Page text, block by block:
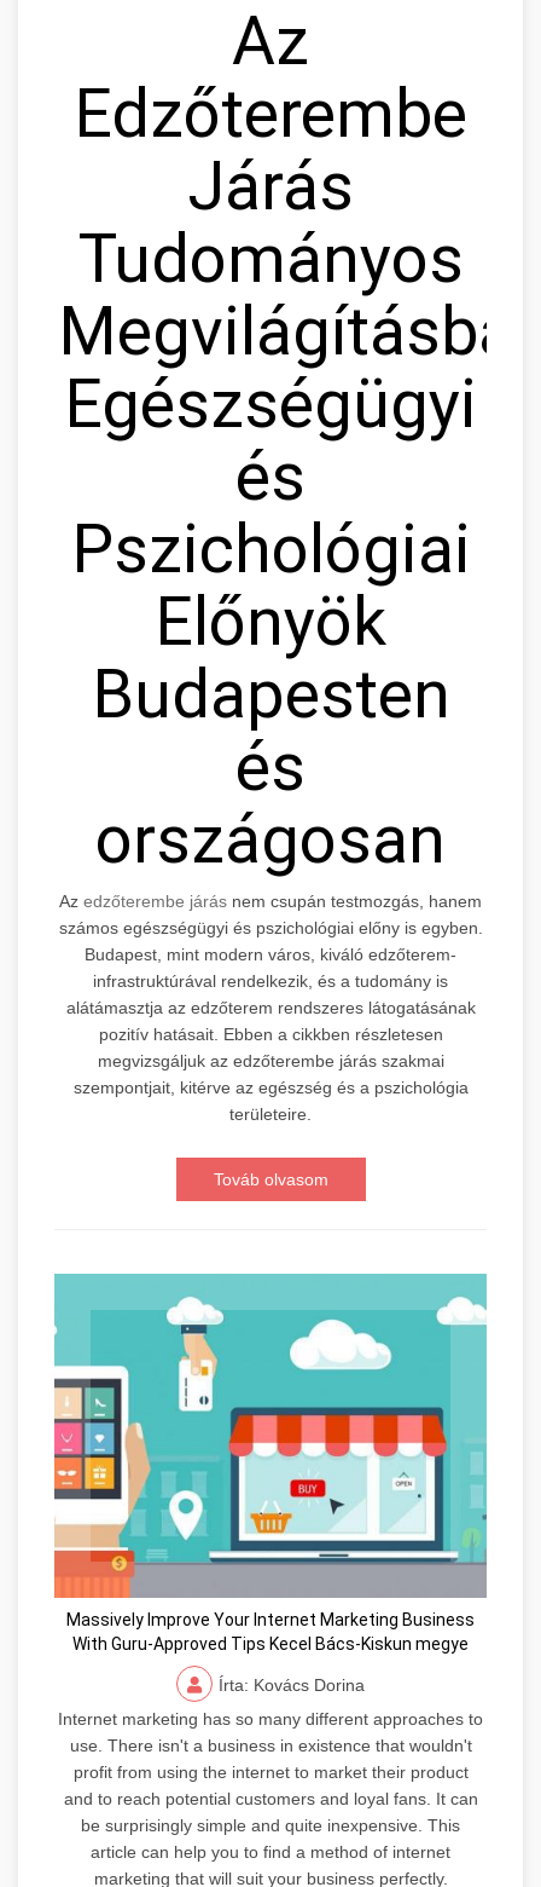
Az
Edzőterembe
Járás
Tudományos
Egészségügyi
és
Pszichológiai
Előnyök
Budapesten
és
országosan
Az edzőterembe járás nem csupán testmozgás, hanem
számos egészségügyi és pszichológiai előny is egyben.
Budapest, mint modern város, kiváló edzőterem-
infrastruktúrával rendelkezik, és a tudomány is
alátámasztja az edzőterem rendszeres látogatásának
pozitív hatásait. Ebben a cikkben részletesen
megvizsgáljuk az edzőterembe járás szakmai
szempontjait, kitérve az egészség és a pszichológia
területeire.
Továb olvasom
Massively Improve Your Internet Marketing Business
With Guru-Approved Tips Kecel Bács-Kiskun megye
Írta: Kovács Dorina
Internet marketing has so many different approaches to
use. There isn't a business in existence that wouldn't
profit from using the internet to market their product
and to reach potential customers and loyal fans. It can
be surprisingly simple and quite inexpensive. This
article can help you to find a method of internet
marketing that will suit your business perfectly.